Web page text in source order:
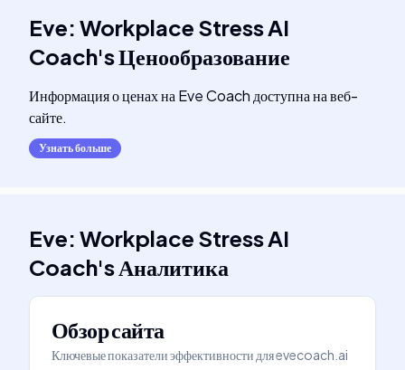
Eve: Workplace Stress AI
Coach'sЦенообразование
Информация о ценах на Eve Coach доступна на веб-
сайте.
Узнать больше
Eve: Workplace Stress AI
Coach'sАналитика
Обзор сайта
Ключевые показатели эффективности дляevecoach.ai